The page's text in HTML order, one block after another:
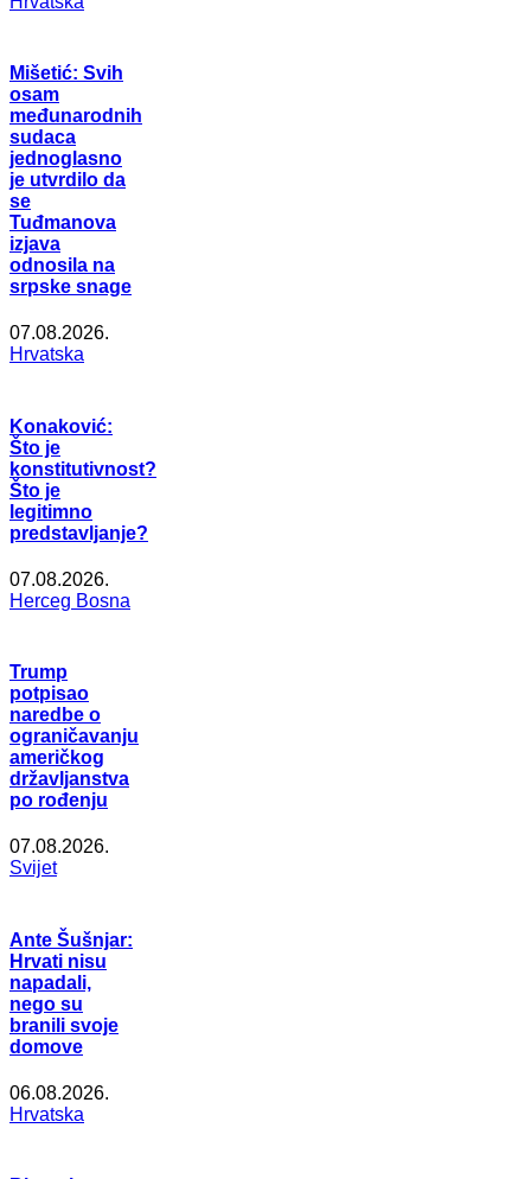
Mišetić: Svih
osam
međunarodnih
sudaca
jednoglasno
je utvrdilo da
se
Tuđmanova
izjava
odnosila na
srpske snage
07.08.2026.
Hrvatska
Konaković:
Što je
konstitutivnost?
Što je
legitimno
predstavljanje?
07.08.2026.
Herceg Bosna
Trump
potpisao
naredbe o
ograničavanju
američkog
državljanstva
po rođenju
07.08.2026.
Svijet
Ante Šušnjar:
Hrvati nisu
napadali,
nego su
branili svoje
domove
06.08.2026.
Hrvatska